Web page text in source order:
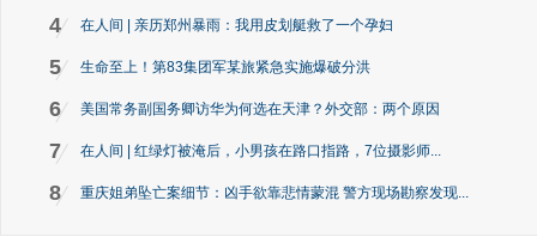
4 在人间 | 亲历郑州暴雨：我用皮划艇救了一个孕妇
5 生命至上！第83集团军某旅紧急实施爆破分洪
6 美国常务副国务卿访华为何选在天津？外交部：两个原因
7 在人间 | 红绿灯被淹后，小男孩在路口指路，7位摄影师...
8 重庆姐弟坠亡案细节：凶手欲靠悲情蒙混 警方现场勘察发现...